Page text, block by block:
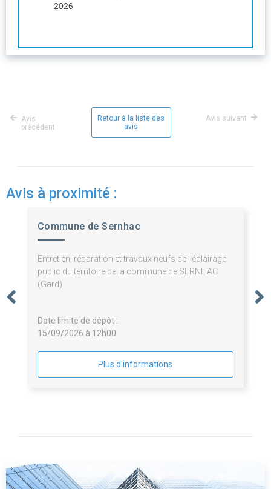
2026
Avis
précédent
Retour à la liste des
avis
Avis suivant
Avis à proximité :
Commune de Sernhac
Entretien, réparation et travaux neufs de l'éclairage
public du territoire de la commune de SERNHAC
(Gard)
Date limite de dépôt :
15/09/2026 à 12h00
Plus d'informations